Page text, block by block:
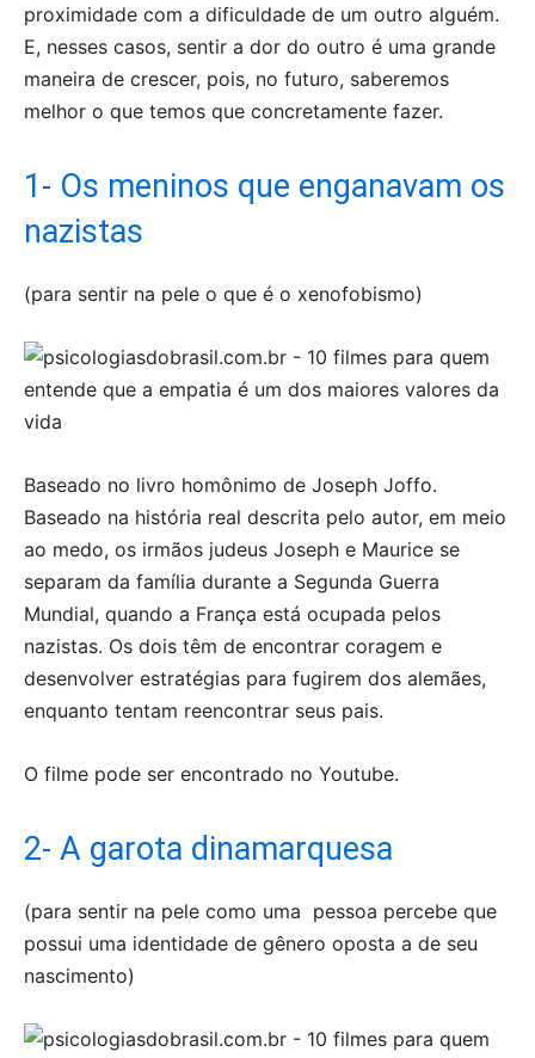
proximidade com a dificuldade de um outro alguém.
E, nesses casos, sentir a dor do outro é uma grande
maneira de crescer, pois, no futuro, saberemos
melhor o que temos que concretamente fazer.
1- Os meninos que enganavam os
nazistas
(para sentir na pele o que é o xenofobismo)
Baseado no livro homônimo de Joseph Joffo.
Baseado na história real descrita pelo autor, em meio
ao medo, os irmãos judeus Joseph e Maurice se
separam da família durante a Segunda Guerra
Mundial, quando a França está ocupada pelos
nazistas. Os dois têm de encontrar coragem e
desenvolver estratégias para fugirem dos alemães,
enquanto tentam reencontrar seus pais.
O filme pode ser encontrado no Youtube.
2- A garota dinamarquesa
(para sentir na pele como uma pessoa percebe que
possui uma identidade de gênero oposta a de seu
nascimento)